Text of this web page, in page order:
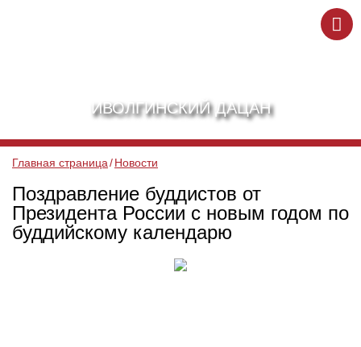
ИВОЛГИНСКИЙ ДАЦАН
Главная страница Новости
Поздравление буддистов от
Президента России с новым годом по
буддийскому календарю